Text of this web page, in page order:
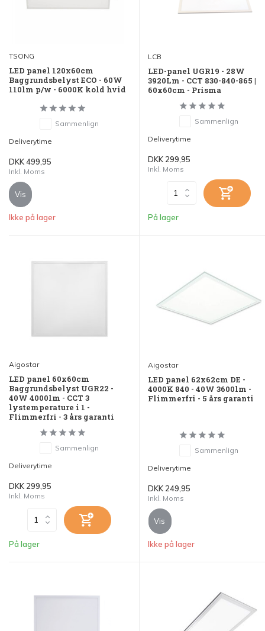
TSONG
LED panel 120x60cm
Baggrundsbelyst ECO - 60W
110lm p/w - 6000K kold hvid
Sammenlign
Deliverytime
DKK 499,95
Inkl. Moms
Vis
Ikke på lager
LCB
LED-panel UGR19 - 28W
3920Lm - CCT 830-840-865 |
60x60cm - Prisma
Sammenlign
Deliverytime
DKK 299,95
Inkl. Moms
På lager
Aigostar
LED panel 60x60cm
Baggrundsbelyst UGR22 -
40W 4000lm - CCT 3
lystemperature i 1 -
Flimmerfri - 3 års garanti
Sammenlign
Deliverytime
DKK 299,95
Inkl. Moms
På lager
Aigostar
LED panel 62x62cm DE -
4000K 840 - 40W 3600lm -
Flimmerfri - 5 års garanti
Sammenlign
Deliverytime
DKK 249,95
Inkl. Moms
Vis
Ikke på lager